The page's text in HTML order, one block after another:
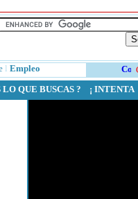
l Empleo
LO QUE BUSCAS ? ¡